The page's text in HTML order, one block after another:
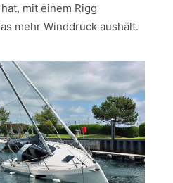
mit einem Rigg
mehr Winddruck aushält.